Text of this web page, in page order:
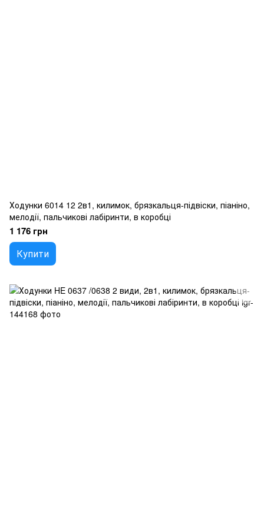
Ходунки 6014 12 2в1, килимок, брязкальця-підвіски, піаніно,
мелодії, пальчикові лабіринти, в коробці
1 176 грн
Купити